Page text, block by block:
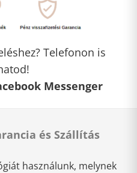
Telefonon is
Messenger
és Szállítás
használunk, melynek